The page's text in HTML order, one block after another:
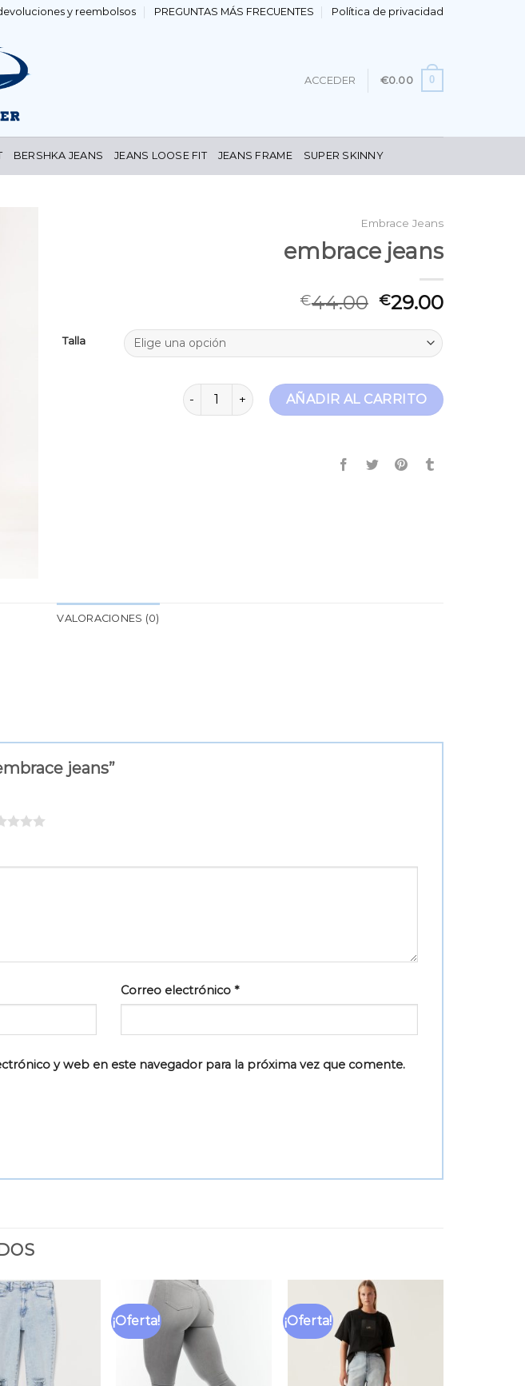
y reembolsos PREGUNTAS MÁS FRECUENTES Política de privacidad
ACCEDER €0.00 0
BERSHKA JEANS JEANS LOOSE FIT JEANS FRAME SUPER SKINNY
Embrace Jeans
embrace jeans
€44.00 €29.00
Talla
embrace jeans cantidadAÑADIR AL CARRITO
VALORACIONES (0)
jeans”
Correo electrónico *
y web en este navegador para la próxima vez que comente.
¡Oferta! ¡Oferta!